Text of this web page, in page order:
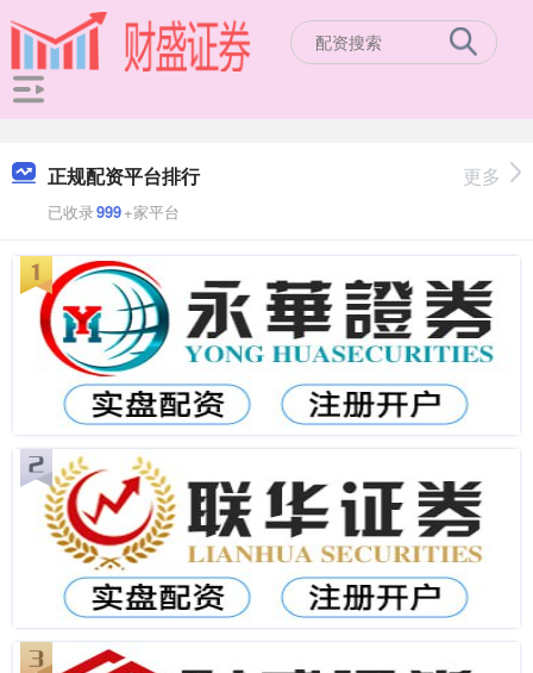
正规配资平台排行
已收录999+家平台
更多